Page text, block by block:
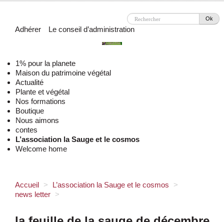
Ok
Adhérer Le conseil d’administration
1% pour la planete
Maison du patrimoine végétal
Actualité
Plante et végétal
Nos formations
Boutique
Nous aimons
contes
L’association la Sauge et le cosmos
Welcome home
Accueil > L’association la Sauge et le cosmos
>
news letter >